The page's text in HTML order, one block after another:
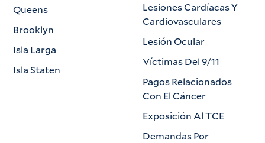
Queens
Brooklyn
Isla Larga
Isla Staten
Lesiones Cardíacas Y
Cardiovasculares
Lesión Ocular
Víctimas Del 9/11
Pagos Relacionados
Con El Cáncer
Exposición Al TCE
Demandas Por